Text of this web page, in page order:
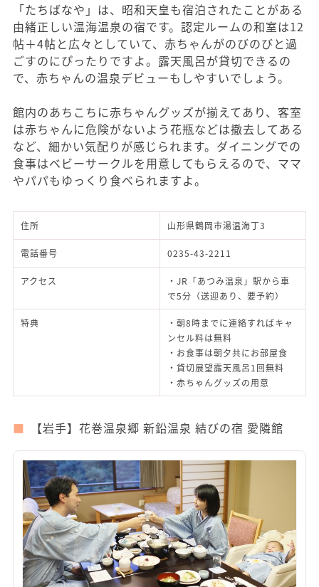
「たちばなや」は、昭和天皇も宿泊されたことがある
由緒正しい温海温泉の宿です。認定ルームの和室は12
帖＋4帖と広々としていて、赤ちゃんがのびのびと過
ごすのにぴったりですよ。露天風呂が貸切できるの
で、赤ちゃんの温泉デビューもしやすいでしょう。
館内のあちこちに赤ちゃんグッズが揃えてあり、客室
は赤ちゃんに危険がないよう花瓶などは撤去してある
など、細かい気配りが感じられます。ダイニングでの
食事はベビーサークルを用意してもらえるので、ママ
やパパもゆっくり食べられますよ。
住所 山形県鶴岡市湯温海丁3
電話番号 0235-43-2211
アクセス
・JR「あつみ温泉」駅から車
で5分（送迎あり、要予約）
特典
・朝8時までに連絡すればキャ
ンセル料は無料
・お食事は朝夕共にお部屋食
・貸切展望露天風呂1回無料
・赤ちゃんグッズの用意
【岩手】花巻温泉郷 新鉛温泉 結びの宿 愛隣館